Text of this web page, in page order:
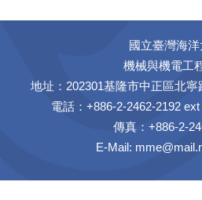
國立臺灣海
機械與機電工
地址：202301基隆市中正區北
電話：+886-2-2462-2192
傳真：+886-2-
E-Mail: